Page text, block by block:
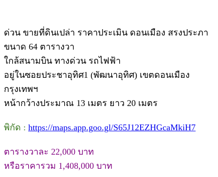
ด่วน ขายที่ดินเปล่า ราคาประเมิน ดอนเมือง สรงประภา
ขนาด 64 ตารางวา
ใกล้สนามบิน ทางด่วน รถไฟฟ้า
อยู่ในซอยประชาอุทิศ1 (พัฒนาอุทิศ) เขตดอนเมือง
กรุงเทพฯ
หน้ากว้างประมาณ 13 เมตร ยาว 20 เมตร
พิกัด : https://maps.app.goo.gl/S65J12EZHGcaMkiH7
ตารางวาละ 22,000 บาท
หรือราคารวม 1,408,000 บาท